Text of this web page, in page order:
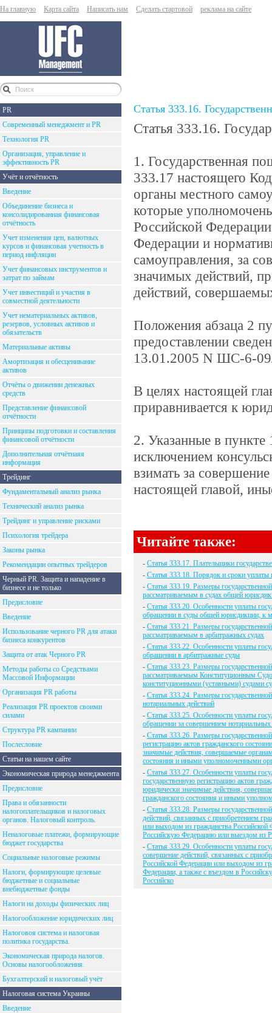
На главную Карта сайта Написать нам Сделать стартовой реклама на сайте
PR
Современный менеджмент и PR
Технология PR
Организация, управление и
эффективность PR
Учёт и отчётность
Введение
Объединение бизнеса и
консолидированная финансовая
отчётность
Учет изменения цен, валютных
курсов и финансовая учетность в
период инфляции
Учет финансовых инструментов и
затрат по займам
Учет инвестиций и участия в
совместной деятельности
Учет нематериальных активов,
резервов, условных активов и
обязательств
Материальные активы
Амортизация и обесценивание
активов
Отчёты о движении денежных
средств
Представление финансовой
отчётности
Принципы подготовки и составления
финансовой отчётности
Дополнительная отчётнаяя
информация
Трейдинг
Фундаментальный анализ рынка
Технический анализ рынка
Трейдинг и управление рисками
Психология трейдера
Законы рынка
Рекомендации опытных трейдеров
Черный PR. Защита и нападение в
бизнесе и не только
Предисловие
Введение
Использование черного PR для атаки
бизнеса конкурентов
Защита от атак Черного PR
Методы работы со Средствами
Массовой Информации
Организация PR работы
Реализация PR проектов своими
силами
Структура PR кампании
Послесловие
Статьи на нашем сайте
Экономическая природа менеджмента
Предисловие
Права и обязанности
налогоплательщиков и налоговых
органов. Налоговый контроль.
Неналоговые платежи, формирующие
бюджет государства
Социальные налоговые режимы
Налоги, формирующие целевые
бюджетные и социальные
внебюджетные фонды
Налоги на доходы физических лиц
Налогообложение юридических лиц
Налоговоя система и налоговая
политика государства.
Экономическая природа налогов.
Основы налогообложения.
Бухгалтерский и налоговый учёт
Налоговая система Украины
Введение
Статья 333.16.
Статья 333.16.
1. Государственная
333.17 настоящего
органы местного
которые
Российской
Федерации и
самоуправления, за
значимых действий,
действий,
Положения абзаца 2
предоставлении
13.01.2005 N ШС-6-
В целях настоящей
приравнивается к
2. Указанные в
исключением
взимать за
настоящей главой,
Читайте также:
- Статья 333.17. Плательщики
- Статья 333.18. Порядок и сроки уплаты
- Статья 333.19. Размеры
рассматриваемым в судах общей
- Статья 333.20. Особенности уплаты
обращении в суды общей юрисдикции, к
- Статья 333.21. Размеры
рассматриваемым в арбитражных судах
- Статья 333.22. Особенности уплаты
обращении в арбитражные суды
- Статья 333.23. Размеры
рассматриваемым Конституционным
конституционными (уставными) судами
- Статья 333.24. Размеры
нотариальных действий
- Статья 333.25. Особенности уплаты
обращении за совершением нотариальных
- Статья 333.26. Размеры
регистрацию актов гражданского
значимые действия, совершаемые
состояния и иными уполномоченными
- Статья 333.27. Особенности уплаты
государственную регистрацию актов
юридически значимые действия,
гражданского состояния и иными
- Статья 333.28. Размеры
действий, связанных с приобретением
или выходом из гражданства Российской
Российскую Федерацию или выездом из
- Статья 333.29. Особенности уплаты
совершение действий, связанных с
Российской Федерации или выходом из
Федерации, а также с въездом в
Российско